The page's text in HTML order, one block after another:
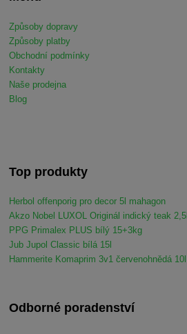
Způsoby dopravy
Způsoby platby
Obchodní podmínky
Kontakty
Naše prodejna
Blog
Top produkty
Herbol offenporig pro decor 5l mahagon
Akzo Nobel LUXOL Originál indický teak 2,5l
PPG Primalex PLUS bílý 15+3kg
Jub Jupol Classic bílá 15l
Hammerite Komaprim 3v1 červenohnědá 10l
Odborné poradenství